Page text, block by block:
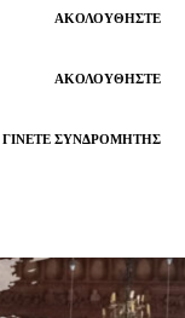
ΑΚΟΛΟΥΘΉΣΤΕ
ΑΚΟΛΟΥΘΉΣΤΕ
ΓΊΝΕΤΕ ΣΥΝΔΡΟΜΗΤΉΣ